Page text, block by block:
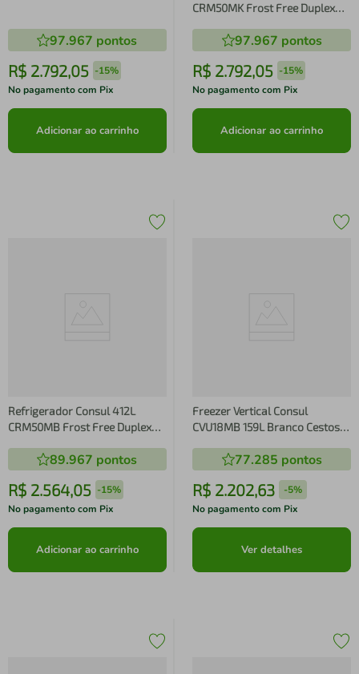
97.967 pontos
R$ 2.792,05 -15%
No pagamento com Pix
Adicionar ao carrinho
CRM50MK Frost Free Duplex
97.967 pontos
R$ 2.792,05 -15%
No pagamento com Pix
Adicionar ao carrinho
Refrigerador Consul 412L
CRM50MB Frost Free Duplex
89.967 pontos
R$ 2.564,05 -15%
No pagamento com Pix
Adicionar ao carrinho
Freezer Vertical Consul
CVU18MB 159L Branco Cestos
77.285 pontos
R$ 2.202,63 -5%
No pagamento com Pix
Ver detalhes